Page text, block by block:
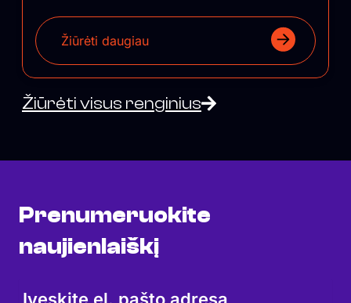
Žiūrėti daugiau
Žiūrėti visus renginius
Prenumeruokite
naujienlaiškį